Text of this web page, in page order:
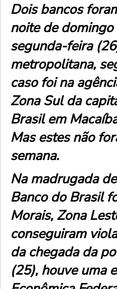
Dois bancos
noite de
segunda-feira
metropolitana,
caso foi na
Zona Sul da
Brasil em
Mas estes não
semana.
Na madrugada
Banco do Brasil
Morais, Zona
conseguiram
da chegada da
(25), houve uma